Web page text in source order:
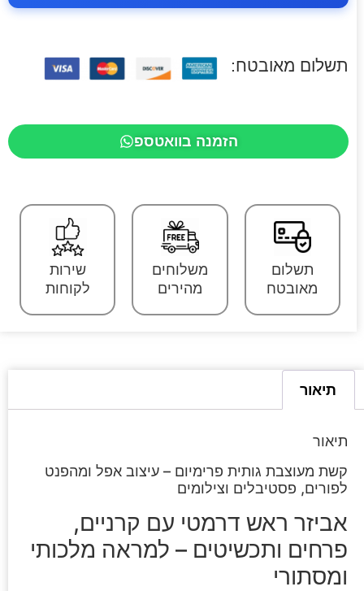
תשלום מאובטח:
הזמנה בוואטספ
תשלום
מאובטח
משלוחים
מהירים
שירות
לקוחות
תיאור
תיאור
קשת מעוצבת גותית פרימיום – עיצוב אפל ומהפנט
לפורים, פסטיבלים וצילומים
אביזר ראש דרמטי עם קרניים,
פרחים ותכשיטים – למראה מלכותי
ומסתורי